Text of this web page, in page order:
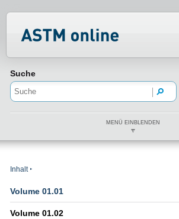
Suche
MENÜ EINBLENDEN
Inhalt
Volume 01.01
Volume 01.02